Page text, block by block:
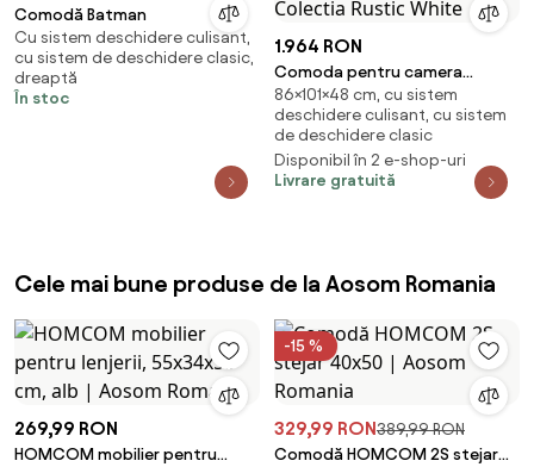
Comodă Batman
Cu sistem deschidere culisant,
cu sistem de deschidere clasic,
dreaptă
În stoc
1.964 RON
Comoda pentru camera
fetelor 101x48x86 cm Colectia
Rustic White
86×101×48 cm, cu sistem
deschidere culisant, cu sistem
de deschidere clasic
Disponibil în 2 e-shop-uri
Livrare gratuită
Cele mai bune produse de la Aosom Romania
269,99 RON
HOMCOM mobilier pentru
-15 %
329,99 RON389,99 RON
Comodă HOMCOM 2S stejar